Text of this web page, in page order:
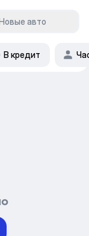
авто
В кредит